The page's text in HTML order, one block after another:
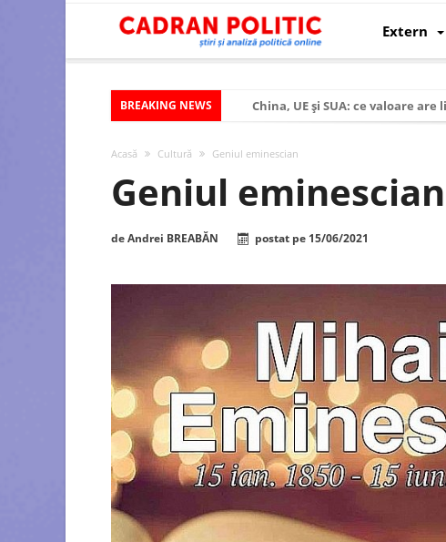
Extern
BREAKING NEWS
China, UE și SUA: ce valoare
Modelul economic al Chinei:
Viitorul României în Uniunea
România – ROExit pentru a
Controlul minții prin
Huawei dezvoltă un nou cip AI
Acasă Cultură Geniul eminescian
Geniul eminescian
deAndrei BREABĂN postat pe 15/06/2021